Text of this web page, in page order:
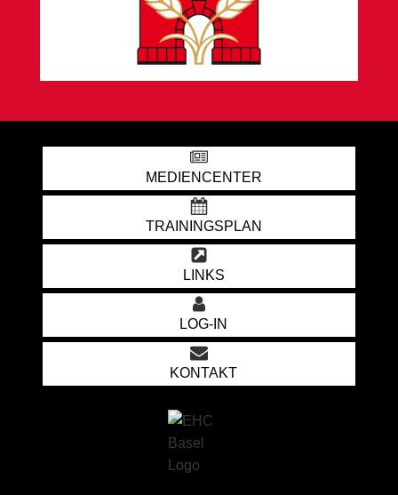
MEDIENCENTER
TRAININGSPLAN
LINKS
LOG-IN
KONTAKT